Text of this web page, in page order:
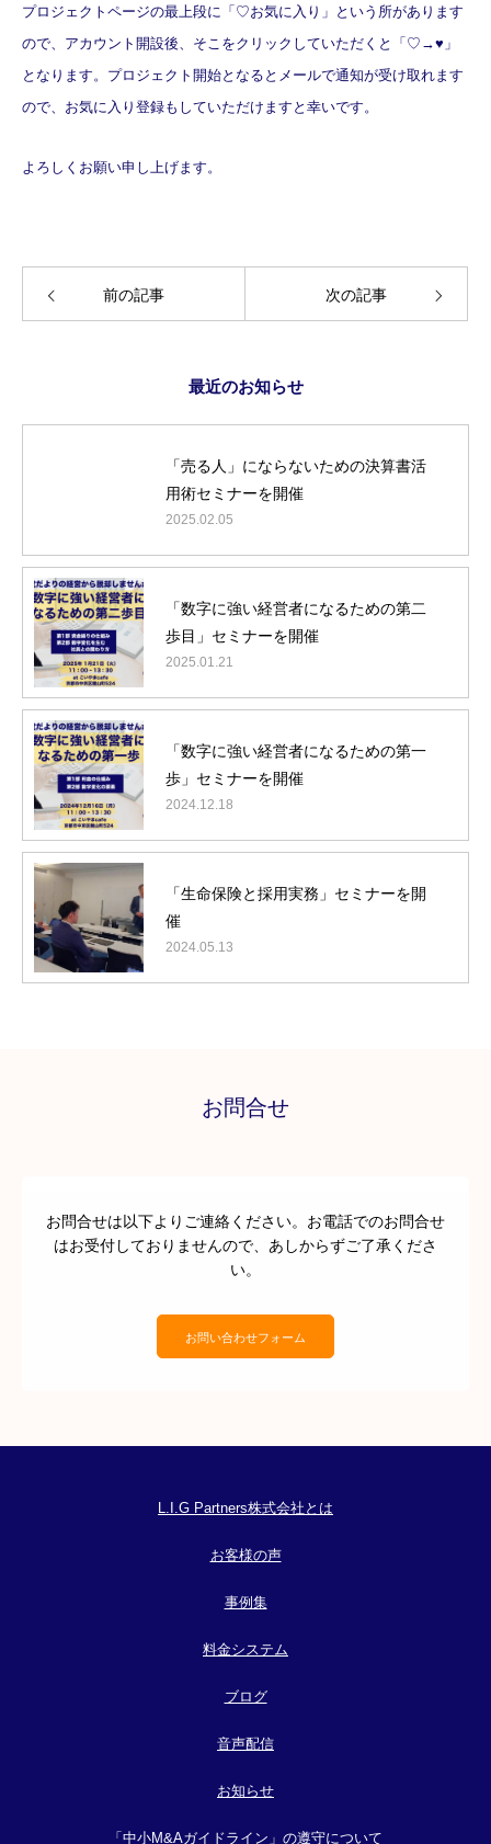
プロジェクトページの最上段に「♡お気に入り」という所があります
ので、アカウント開設後、そこをクリックしていただくと「♡→♥️」
となります。プロジェクト開始となるとメールで通知が受け取れます
ので、お気に入り登録もしていただけますと幸いです。
よろしくお願い申し上げます。
前の記事 次の記事
最近のお知らせ
「売る人」にならないための決算書活
用術セミナーを開催
2025.02.05
「数字に強い経営者になるための第二
歩目」セミナーを開催
2025.01.21
「数字に強い経営者になるための第一
歩」セミナーを開催
2024.12.18
「生命保険と採用実務」セミナーを開
催
2024.05.13
お問合せ
お問合せは以下よりご連絡ください。お電話でのお問合せ
はお受付しておりませんので、あしからずご了承くださ
い。
お問い合わせフォーム
L.I.G Partners株式会社とは
お客様の声
事例集
料金システム
ブログ
音声配信
お知らせ
「中小M&Aガイドライン」の遵守について
L.I.G Partners株式会社とは
事例集
お知らせ